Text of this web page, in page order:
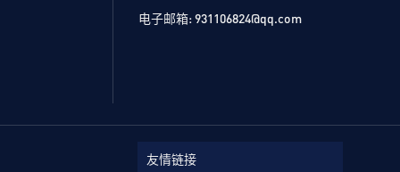
电子邮箱:931106824@qq.com
友情链接